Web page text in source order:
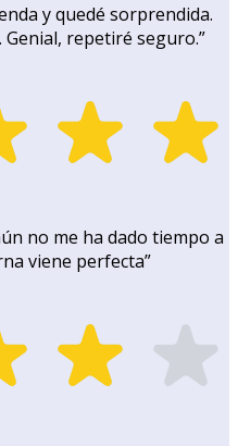
y quedé sorprendida.
Genial, repetiré seguro.”
no me ha dado tiempo a
viene perfecta”